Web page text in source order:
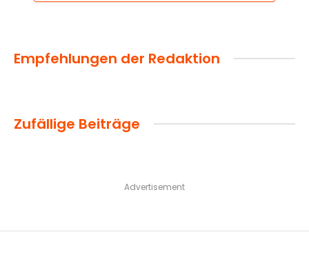
Empfehlungen der Redaktion
Zufällige Beiträge
Advertisement